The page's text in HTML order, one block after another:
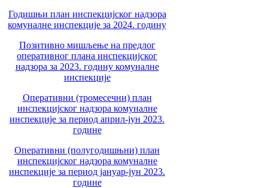
Годишњи план инспекцијског надзора
комуналне инспекције за 2024. годину
Позитивно мишљење на предлог
оперативног плана инспекцијског
надзора за 2023. годину комуналне
инспекције
Оперативни (тромесечни) план
инспекцијског надзора комуналне
инспекције за период април-јун 2023.
године
Оперативни (полугодишњни) план
инспекцијског надзора комуналне
инспекције за период јануар-јун 2023.
године